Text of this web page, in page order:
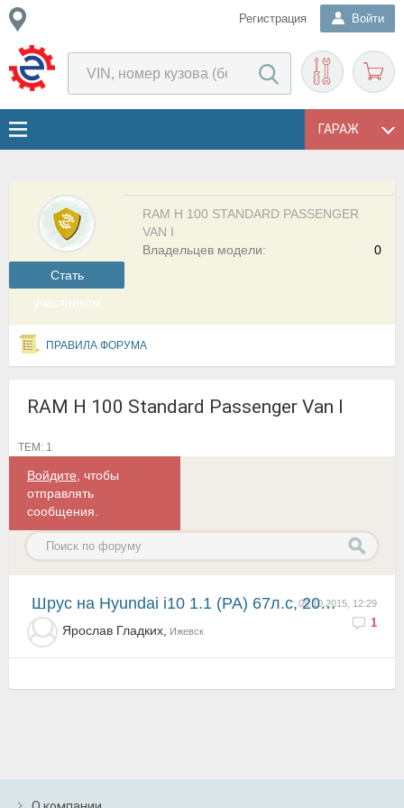
Регистрация Войти
ГАРАЖ
Cтать
участником
RAM H 100 STANDARD PASSENGER
VAN I
0
Владельцев модели:
ПРАВИЛА ФОРУМА
RAM H 100 Standard Passenger Van I
ТЕМ: 1
Войдите , чтобы
отправлять
сообщения.
09.10.2015, 12:29
1
Шрус на Hyundai i10 1.1 (PA) 67л.с, 2009 г.
Ярослав Гладких, Ижевск